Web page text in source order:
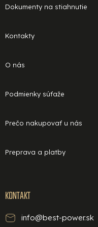
Dokumenty na stiahnutie
Kontakty
O nás
Podmienky súťaže
Prečo nakupovať u nás
Preprava a platby
KONTAKT
info@best-power.sk